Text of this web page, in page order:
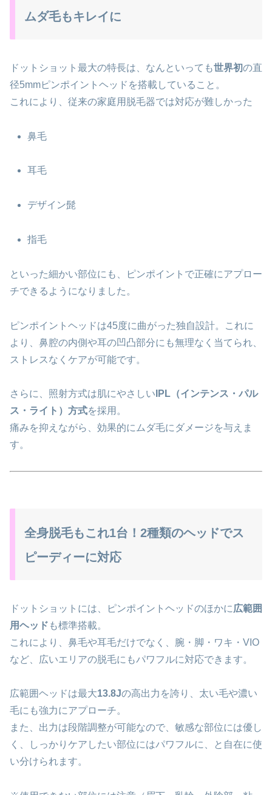
ムダ毛もキレイに
ドットショット最大の特長は、なんといっても世界初の直
径5mmピンポイントヘッドを搭載していること。
これにより、従来の家庭用脱毛器では対応が難しかった
鼻毛
耳毛
デザイン髭
指毛
といった細かい部位にも、ピンポイントで正確にアプロー
チできるようになりました。
ピンポイントヘッドは45度に曲がった独自設計。これに
より、鼻腔の内側や耳の凹凸部分にも無理なく当てられ、
ストレスなくケアが可能です。
さらに、照射方式は肌にやさしい IPL（インテンス・パル
ス・ライト）方式を採用。
痛みを抑えながら、効果的にムダ毛にダメージを与えま
す。
全身脱毛もこれ1台！2種類のヘッドでス
ピーディーに対応
ドットショットには、ピンポイントヘッドのほかに広範囲
用ヘッド も標準搭載。
これにより、鼻毛や耳毛だけでなく、腕・脚・ワキ・VIO
など、広いエリアの脱毛にもパワフルに対応できます。
広範囲ヘッドは最大13.8Jの高出力を誇り、太い毛や濃い
毛にも強力にアプローチ。
また、出力は段階調整が可能なので、敏感な部位には優し
く、しっかりケアしたい部位にはパワフルに、と自在に使
い分けられます。